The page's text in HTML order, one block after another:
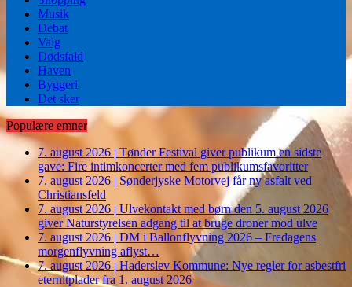
Musik
Debat
Valg
Dødsfald
Haven
Byggeri
Det sker
Populære emner
7. august 2026 | Tønder Festival giver publikum en sidste
gave: Fire intimkoncerter med fem publikumsfavoritter
7. august 2026 | Sønderjyske Motorvej får ny asfalt ved
Christiansfeld
7. august 2026 | Ulvekontakt med børn den 5. august 2026
giver Naturstyrelsen adgang til at bruge droner mod ulve
7. august 2026 | DM i Ballonflyvning 2026 – Fredagens
morgenflyvning aflyst…
7. august 2026 | Haderslev Kommune: Nye regler for asbestfri
eternitplader fra 1. august 2026